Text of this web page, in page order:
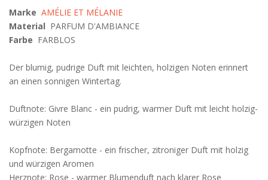
Marke AMÉLIE ET MÉLANIE
Material PARFUM D'AMBIANCE
Farbe FARBLOS
Der blumig, pudrige Duft mit leichten, holzigen Noten erinnert
an einen sonnigen Wintertag.
Duftnote: Givre Blanc - ein pudrig, warmer Duft mit leicht holzig-
würzigen Noten
Kopfnote: Bergamotte - ein frischer, zitroniger Duft mit holzig
und würzigen Aromen
Herznote: Rose - warmer Blumenduft nach klarer Rose